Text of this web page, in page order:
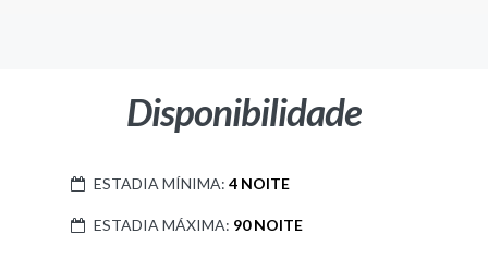
Disponibilidade
ESTADIA MÍNIMA: 4 NOITE
ESTADIA MÁXIMA: 90 NOITE